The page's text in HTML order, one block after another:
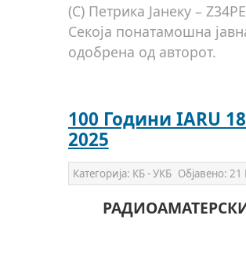
(C) Петрика Јанеку –
Секоја понатамошна
одобрена од авторот.
100 Години IARU
2025
Категорија: КБ - УКБ Објавено: 21